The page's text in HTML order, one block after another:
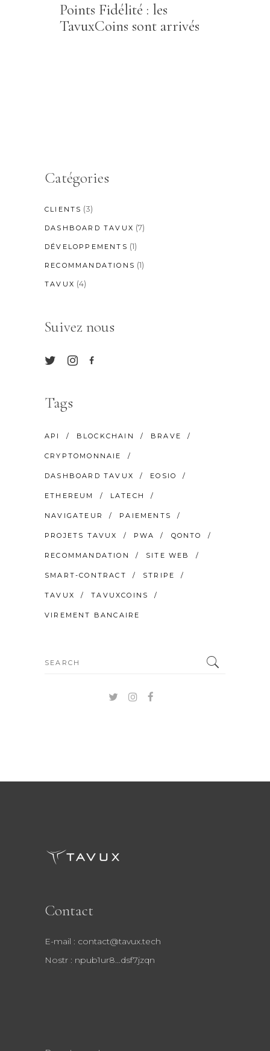
Points Fidélité : les
TavuxCoins sont arrivés
Catégories
CLIENTS (3)
DASHBOARD TAVUX (7)
DÉVELOPPEMENTS (1)
RECOMMANDATIONS (1)
TAVUX (4)
Suivez nous
Tags
API BLOCKCHAIN BRAVE
CRYPTOMONNAIE
DASHBOARD TAVUX EOSIO
ETHEREUM LATECH
NAVIGATEUR PAIEMENTS
PROJETS TAVUX PWA QONTO
RECOMMANDATION SITE WEB
SMART-CONTRACT STRIPE
TAVUX TAVUXCOINS
VIREMENT BANCAIRE
Search
Contact
E-mail : contact@tavux.tech
Nostr : npub1ur8…dsf7jzqn